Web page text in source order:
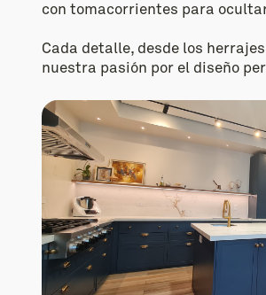
con tomacorrientes para
Cada detalle, desde los
nuestra pasión por el diseño